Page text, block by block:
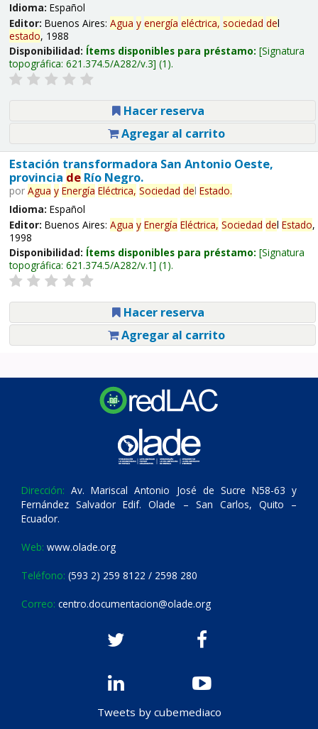
Idioma: Español
Editor: Buenos Aires: Agua y energía eléctrica, sociedad del
estado, 1988
Disponibilidad: Ítems disponibles para préstamo: Signatura
topográfica: 621.374.5/A282/v.3 (1).
Hacer reserva
Agregar al carrito
Estación transformadora San Antonio Oeste,
provincia deRío Negro.
por Agua y Energía Eléctrica, Sociedad del Estado.
Idioma: Español
Editor: Buenos Aires: Agua y Energía Eléctrica, Sociedad del Estado,
1998
Disponibilidad: Ítems disponibles para préstamo: Signatura
topográfica: 621.374.5/A282/v.1 (1).
Hacer reserva
Agregar al carrito
Dirección: Av. Mariscal Antonio José de Sucre N58-63 y
Fernández Salvador Edif. Olade – San Carlos, Quito –
Ecuador.
Web: www.olade.org
Teléfono: (593 2) 259 8122 / 2598 280
Correo: centro.documentacion@olade.org
Tweets by cubemediaco